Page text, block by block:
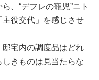
、“デフレの寵児”ニト
役交代」を感じさせ
宅内の調度品はどれ
きものは見当たらな